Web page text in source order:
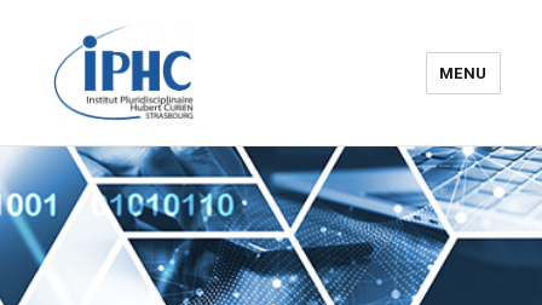
The Hubert Curien
pluridisciplinary Institute – IPHC
MENU